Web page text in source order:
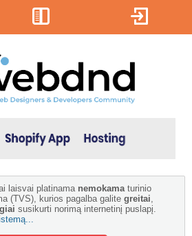
laisvai platinama nemokama turinio
(TVS), kurios pagalba galite greitai
susikurti norimą internetinį puslapį.